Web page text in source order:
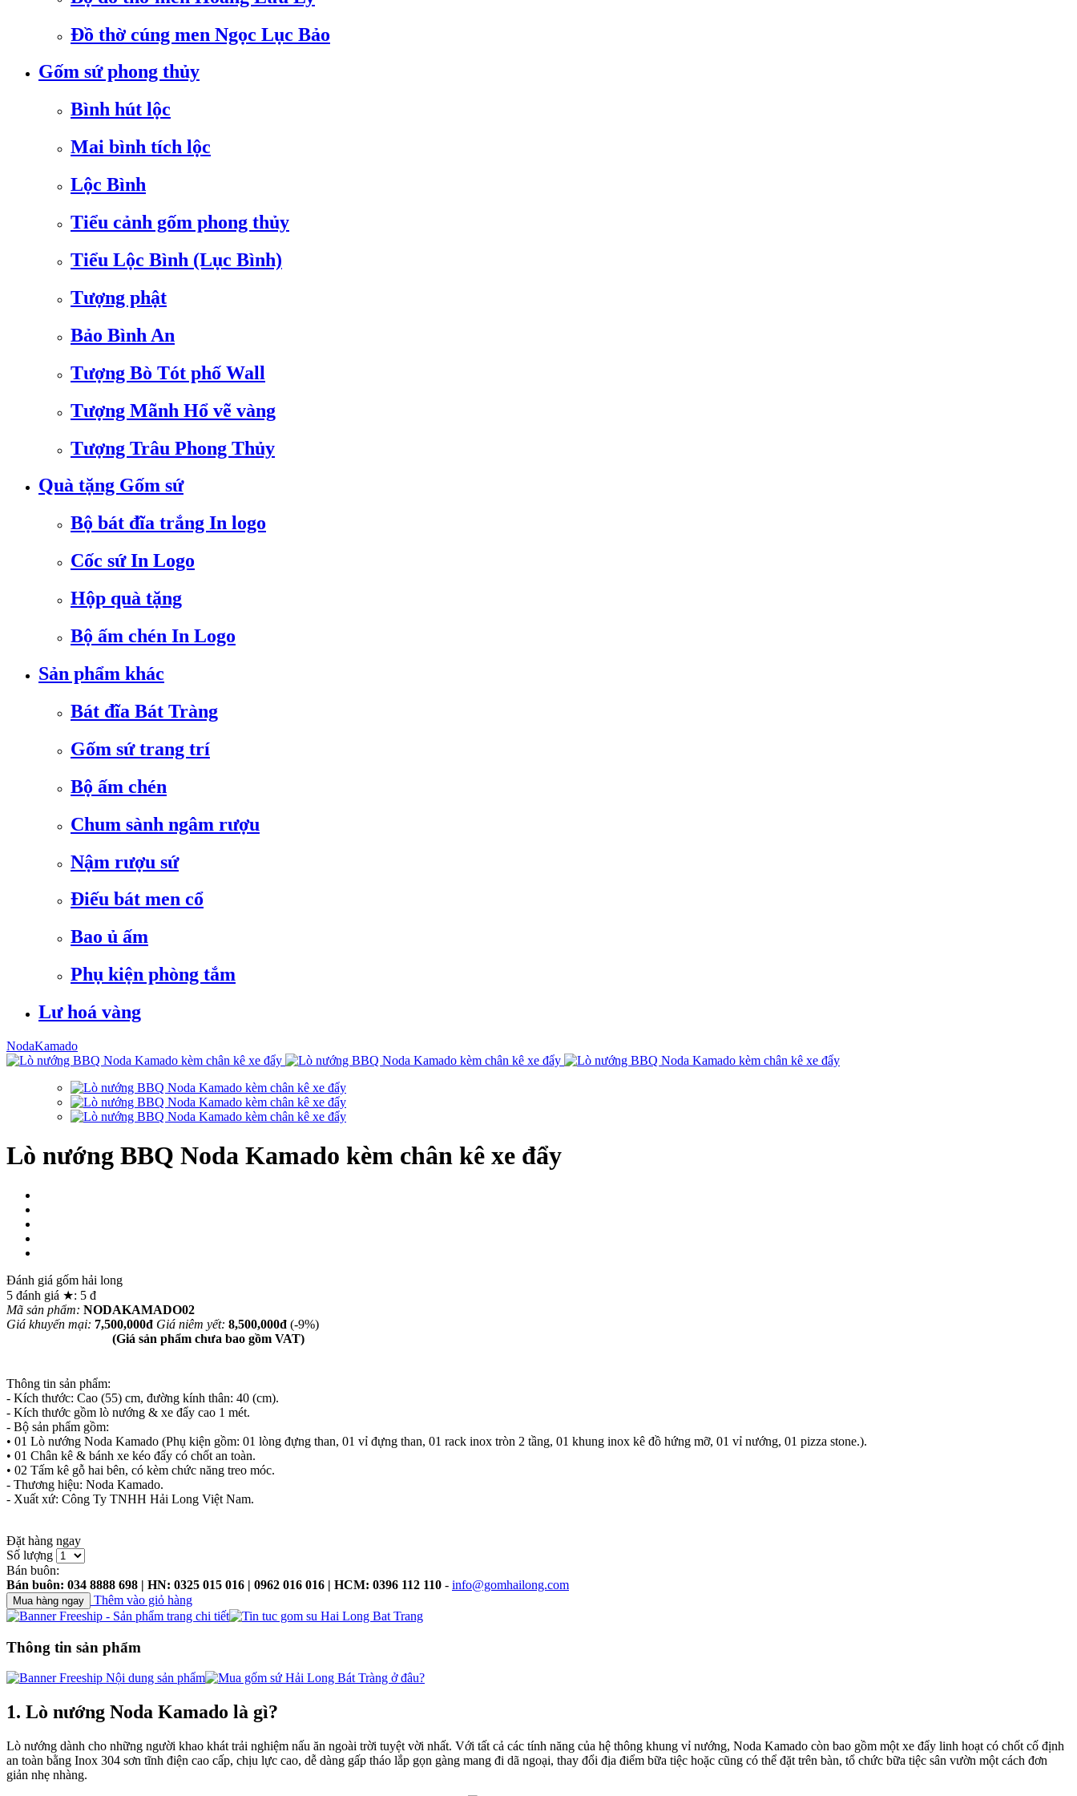
Đồ thờ cúng men Ngọc Lục Bảo
Gốm sứ phong thủy
Bình hút lộc
Mai bình tích lộc
Lộc Bình
Tiểu cảnh gốm phong thủy
Tiểu Lộc Bình (Lục Bình)
Tượng phật
Bảo Bình An
Tượng Bò Tót phố Wall
Tượng Mãnh Hổ vẽ vàng
Tượng Trâu Phong Thủy
Quà tặng Gốm sứ
Bộ bát đĩa trắng In logo
Cốc sứ In Logo
Hộp quà tặng
Bộ ấm chén In Logo
Sản phẩm khác
Bát đĩa Bát Tràng
Gốm sứ trang trí
Bộ ấm chén
Chum sành ngâm rượu
Nậm rượu sứ
Điếu bát men cổ
Bao ủ ấm
Phụ kiện phòng tắm
Lư hoá vàng
NodaKamado
Lò nướng BBQ Noda Kamado kèm chân kê xe đẩy
Đánh giá gốm hải long
5 đánh giá ★: 5 đ
Mã sản phẩm: NODAKAMADO02
Giá khuyến mại: 7,500,000đ Giá niêm yết: 8,500,000đ (-9%)
(Giá sản phẩm chưa bao gồm VAT)
Thông tin sản phẩm:
- Kích thước: Cao (55) cm, đường kính thân: 40 (cm).
- Kích thước gồm lò nướng & xe đẩy cao 1 mét.
- Bộ sản phẩm gồm:
• 01 Lò nướng Noda Kamado (Phụ kiện gồm: 01 lòng đựng than, 01 vỉ đựng than, 01 rack inox tròn 2 tầng, 01 khung inox kê đồ hứng mỡ, 01 vỉ nướng, 01 pizza stone.).
• 01 Chân kê & bánh xe kéo đẩy có chốt an toàn.
• 02 Tấm kê gỗ hai bên, có kèm chức năng treo móc.
- Thương hiệu: Noda Kamado.
- Xuất xứ: Công Ty TNHH Hải Long Việt Nam.
Đặt hàng ngay
Số lượng
Bán buôn:
Bán buôn: 034 8888 698 | HN: 0325 015 016 | 0962 016 016 | HCM: 0396 112 110 - info@gomhailong.com
Thêm vào giỏ hàng
Thông tin sản phẩm
1. Lò nướng Noda Kamado là gì?
Lò nướng dành cho những người khao khát trải nghiệm nấu ăn ngoài trời tuyệt vời nhất. Với tất cả các tính năng của hệ thông khung vỉ nướng, Noda Kamado còn bao gồm một xe đẩy linh hoạt có chốt cố định
an toàn bằng Inox 304 sơn tĩnh điện cao cấp, chịu lực cao, dễ dàng gấp tháo lắp gọn gàng mang đi dã ngoại, thay đổi địa điểm bữa tiệc hoặc cũng có thể đặt trên bàn, tổ chức bữa tiệc sân vườn một cách đơn
giản nhẹ nhàng.